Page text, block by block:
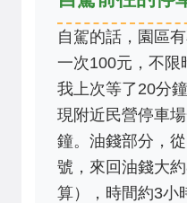
自駕的話，園區
一次100元，不限
我上次等了20分
現附近民營停車
鐘。油錢部分，
號，來回油錢大
算），時間約3小